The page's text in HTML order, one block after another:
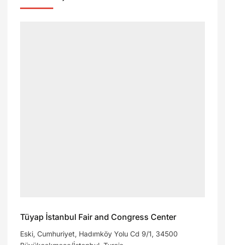
Tüyap İstanbul Fair and Congress Center
Eski, Cumhuriyet, Hadımköy Yolu Cd 9/1, 34500